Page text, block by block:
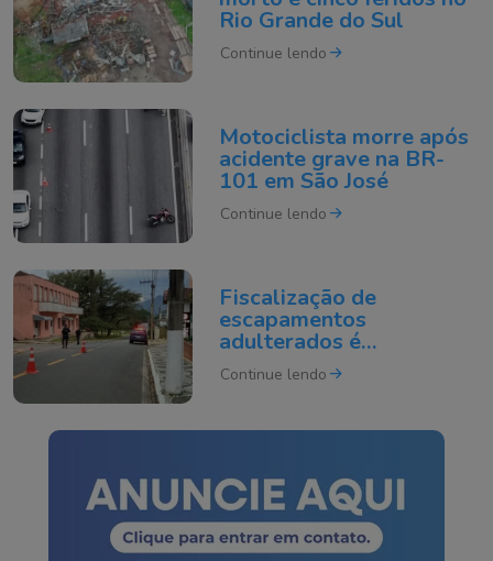
Rio Grande do Sul
Continue lendo
Motociclista morre após
acidente grave na BR-
101 em São José
Continue lendo
Fiscalização de
escapamentos
adulterados é
intensificada em Tubarão
Continue lendo